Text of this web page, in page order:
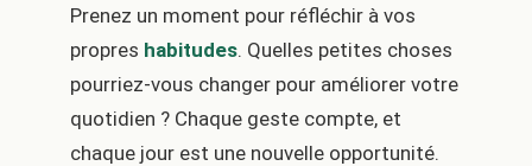
Prenez un moment pour réfléchir à vos
propres habitudes. Quelles petites choses
pourriez-vous changer pour améliorer votre
quotidien ? Chaque geste compte, et
chaque jour est une nouvelle opportunité.